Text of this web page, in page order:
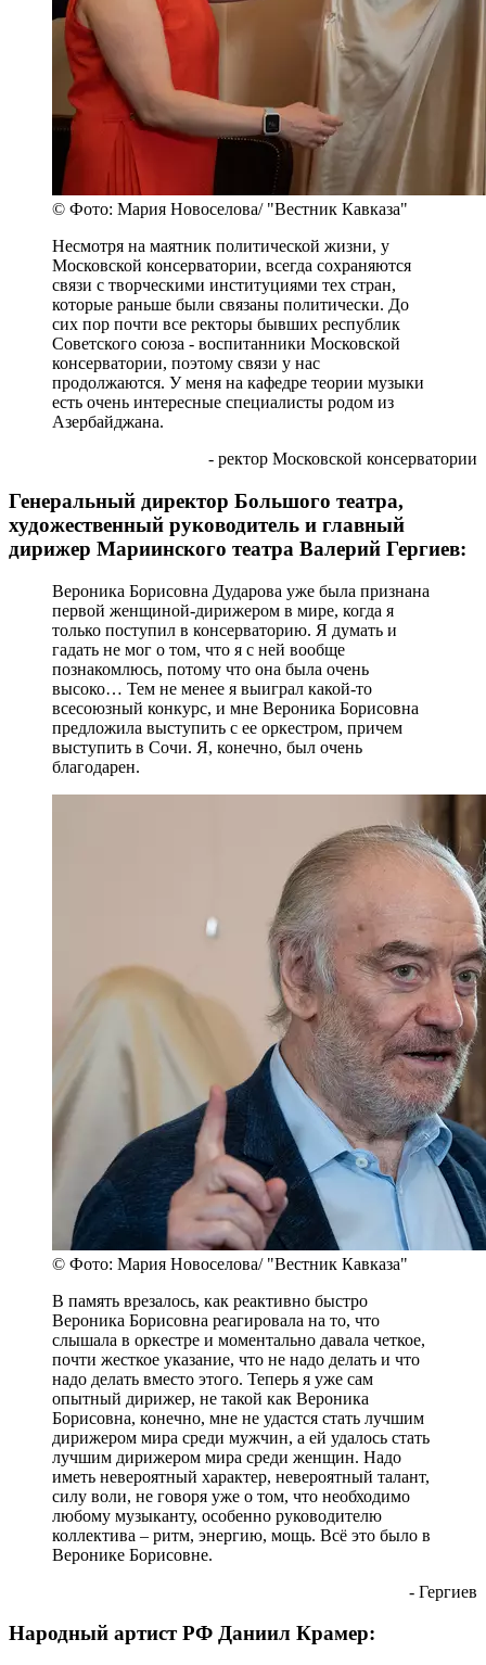
© Фото: Мария Новоселова/ "Вестник Кавказа"
Несмотря на маятник политической жизни, у
Московской консерватории, всегда сохраняются
связи с творческими институциями тех стран,
которые раньше были связаны политически. До
сих пор почти все ректоры бывших республик
Советского союза - воспитанники Московской
консерватории, поэтому связи у нас
продолжаются. У меня на кафедре теории музыки
есть очень интересные специалисты родом из
Азербайджана.
- ректор Московской консерватории
Генеральный директор Большого театра,
художественный руководитель и главный
дирижер Мариинского театра Валерий Гергиев:
Вероника Борисовна Дударова уже была признана
первой женщиной-дирижером в мире, когда я
только поступил в консерваторию. Я думать и
гадать не мог о том, что я с ней вообще
познакомлюсь, потому что она была очень
высоко… Тем не менее я выиграл какой-то
всесоюзный конкурс, и мне Вероника Борисовна
предложила выступить с ее оркестром, причем
выступить в Сочи. Я, конечно, был очень
благодарен.
© Фото: Мария Новоселова/ "Вестник Кавказа"
В память врезалось, как реактивно быстро
Вероника Борисовна реагировала на то, что
слышала в оркестре и моментально давала четкое,
почти жесткое указание, что не надо делать и что
надо делать вместо этого. Теперь я уже сам
опытный дирижер, не такой как Вероника
Борисовна, конечно, мне не удастся стать лучшим
дирижером мира среди мужчин, а ей удалось стать
лучшим дирижером мира среди женщин. Надо
иметь невероятный характер, невероятный талант,
силу воли, не говоря уже о том, что необходимо
любому музыканту, особенно руководителю
коллектива – ритм, энергию, мощь. Всё это было в
Веронике Борисовне.
- Гергиев
Народный артист РФ Даниил Крамер: